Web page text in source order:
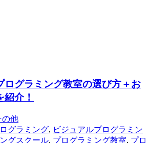
ログラミング教室の選び方＋お
介！
の他
グラミング, ビジュアルプログラミン
グスクール, プログラミング教室, プロ